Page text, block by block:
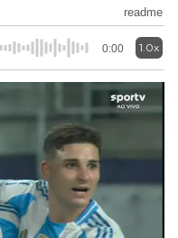
readme
0:00 1.0x